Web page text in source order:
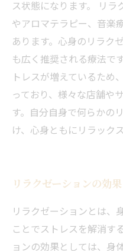
ス状態になります。 リ
やアロマテラピー、音楽
あります。心身のリラク
も広く推奨される療法で
トレスが増えているため
っており、様々な店舗や
す。自分自身で何らかの
け、心身ともにリラック
リラクゼーションの効
リラクゼーションとは、
ことでストレスを解消す
ョンの効果としては、身